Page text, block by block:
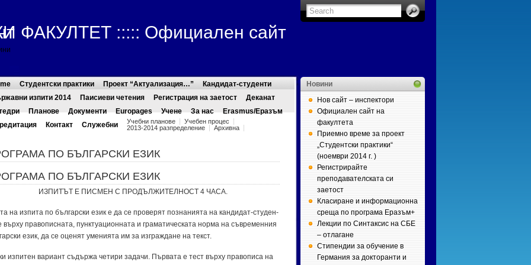
ФАКУЛТЕТ ::::: Официален сайт
Студентски практики Проект “Актуализация…”
Кандидат-студенти
изпити 2014
Паисиеви четения Регистрация на заетост
Деканат
Планове Документи Europages Учене За нас
Erasmus/Еразъм
Контакт Служебни Учебни планове
Учебен процес
2013-2014 разпределение
Архивна
ПО БЪЛ­ГА­РС­КИ ЕЗИК
ПО БЪЛ­ГА­РС­КИ ЕЗИК
ИЗПИТЪТ Е ПИСМЕН С ПРОДЪЛЖИТЕЛНОСТ 4 ЧАСА.
на из­пи­та по бъл­га­рс­ки език е да се про­ве­рят поз­на­ни­я­та на кан­ди­дат-сту­ден­
вър­ху пра­во­пис­на­та, пунк­ту­а­ци­он­на­та и гра­ма­ти­чес­ка­та нор­ма на съв­ре­мен­ния
език, да се оце­нят уме­ни­я­та им за из­граж­да­не на текст.
из­пи­тен ва­ри­ант съдър­жа че­ти­ри за­да­чи. Пър­ва­та е тест вър­ху пра­во­пи­са на
Новини
Нов сайт – инспектори
Официален сайт на
факултета
Приемно време за проект
„Студентски практики“
(ноември 2014 г. )
Регистрирайте
преподавателската си
заетост
Класиране и информационна
среща по програма Еразъм+
Лекции по Синтаксис на СБЕ
– отлагане
Стипендии за обучение в
Германия за докторанти и